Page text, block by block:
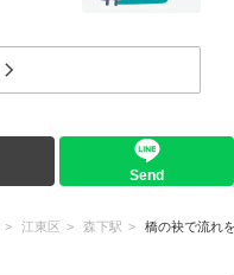
Send
江東区 森下駅 橋の袂で流れ